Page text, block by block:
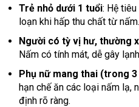
Trẻ nhỏ dưới 1 tuổi: Hệ
loạn khi hấp thu chất từ nấm.
Người có tỳ vị hư, thường
Nấm có tính mát, dễ gây
Phụ nữ mang thai (trong
hạn chế ăn các loại nấm lạ,
định rõ ràng.